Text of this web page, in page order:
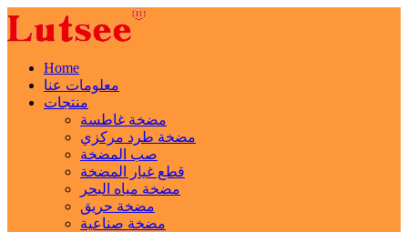
Home
معلومات عنا
منتجات
مضخة غاطسة
مضخة طرد مركزي
صب المضخة
قطع غيار المضخة
مضخة مياه البحر
مضخة حريق
مضخة صناعية